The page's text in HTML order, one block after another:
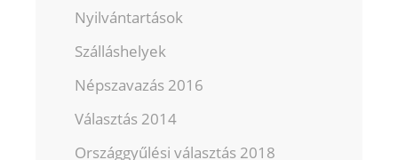
Nyilvántartások
Szálláshelyek
Népszavazás 2016
Választás 2014
Országgyűlési választás 2018